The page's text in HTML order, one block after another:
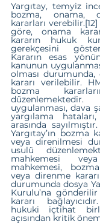
Yargıtay, temyiz
bozma, onama,
kararları verebilir.[12]
göre, onama
kararın hukuk
gerekçesini
Kararın esas
kanunun
olması
kararı verilebilir.
bozma
uygulanması, dava
yargılama
arasında
Yargıtay’ın bozma
veya direnilmesi
usulü
mahkemesi
mahkemesi,
veya direnme
durumunda dosya
Kurulu’na
kararı
hukuki içtihat
açısından kritik